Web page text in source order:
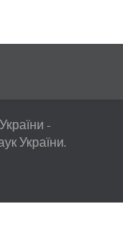
-
України.